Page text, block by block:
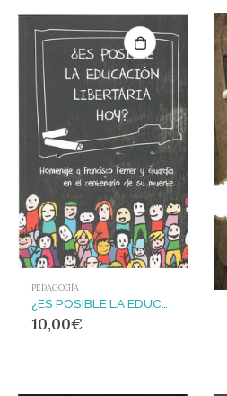
PEDAGOGÍA
10,00€